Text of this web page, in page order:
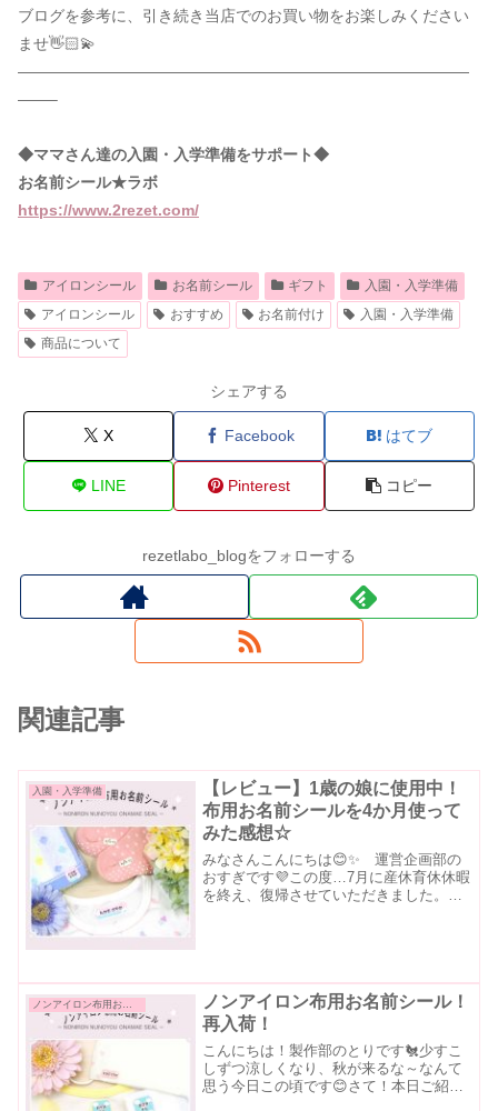
ブログを参考に、引き続き当店でのお買い物をお楽しみください
ませ👋🏻💫
—————————————————————————————
——–
◆ママさん達の入園・入学準備をサポート◆
お名前シール★ラボ
https://www.2rezet.com/
アイロンシール お名前シール ギフト
入園・入学準備
アイロンシール
おすすめ お名前付け
入園・入学準備
商品について
シェアする
X Facebook はてブ
LINE Pinterest コピー
rezetlabo_blogをフォローする
関連記事
入園・入学準備
【レビュー】1歳の娘に使用中！
布用お名前シールを4か月使って
みた感想☆
みなさんこんにちは😊✨ 運営企画部の
おすぎです💜この度…7月に産休育休休暇
を終え、復帰させていただきました。今
ノンアイロン布用お名前シール
ノンアイロン布用お名前シール！
再入荷！
こんにちは！製作部のとりです🐔少すこ
しずつ涼しくなり、秋が来るな～なんて
思う今日この頃です😊さて！本日ご紹介